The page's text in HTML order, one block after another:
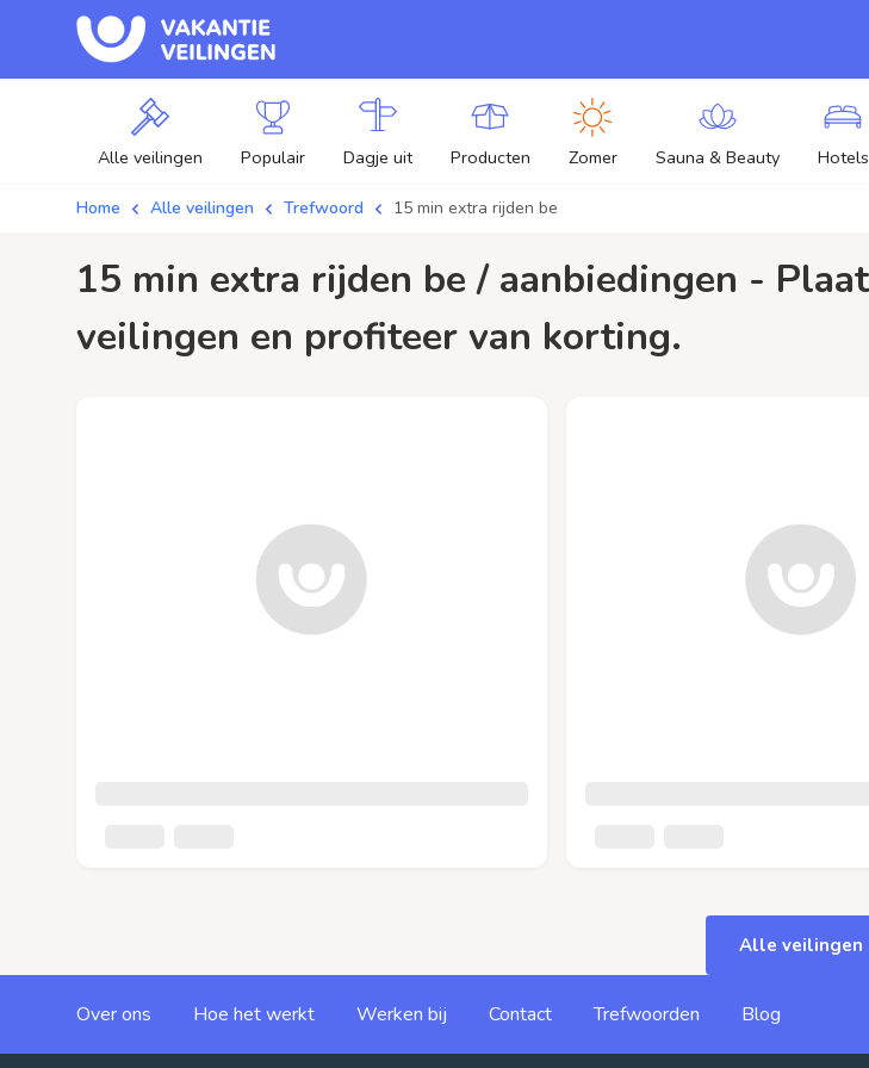
Alle veilingen Populair Dagje uit Producten Zomer Sauna & Beauty Hotels
Home Alle veilingen Trefwoord 15 min extra rijden be
15 min extra rijden be / aanbiedingen - Plaats je bod op 15 min extra rijden be
veilingen en profiteer van korting.
Alle veilingen
Over ons Hoe het werkt Werken bij Contact Trefwoorden Blog